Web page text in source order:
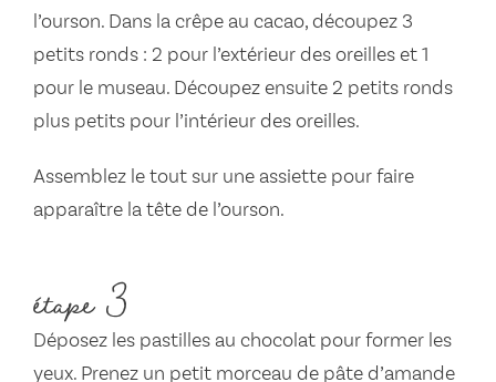
l’ourson. Dans la crêpe au cacao, découpez 3
petits ronds : 2 pour l’extérieur des oreilles et 1
pour le museau. Découpez ensuite 2 petits ronds
plus petits pour l’intérieur des oreilles.
Assemblez le tout sur une assiette pour faire
apparaître la tête de l’ourson.
étape 3
Déposez les pastilles au chocolat pour former les
yeux. Prenez un petit morceau de pâte d’amande